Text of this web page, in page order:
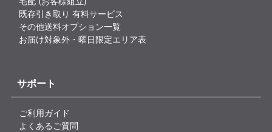
既存引き取り 有料サービス
その他送料オプション一覧
お届け対象外・曜日限定エリア表
サポート
ご利用ガイド
よくあるご質問